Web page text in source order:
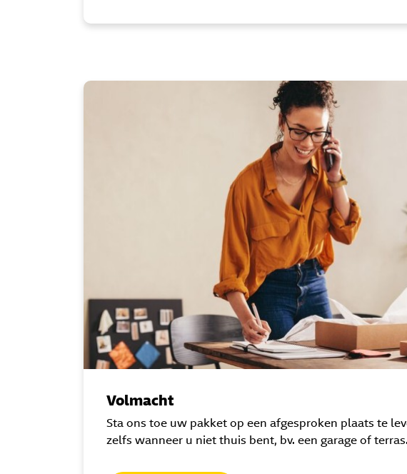
Volmacht
Sta ons toe uw pakket op een afgesproken plaats te
zelfs wanneer u niet thuis bent, bv. een garage of terras.